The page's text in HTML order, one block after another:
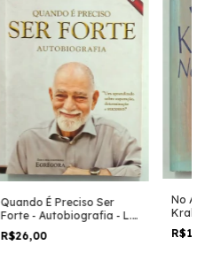
Quando É Preciso Ser
Forte - Autobiografia - L.
S. A. Derose
R$26,00
No Ar